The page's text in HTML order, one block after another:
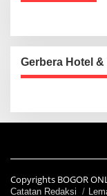
Gerbera Hotel
Copyrights BOGOR
Catatan Redaksi